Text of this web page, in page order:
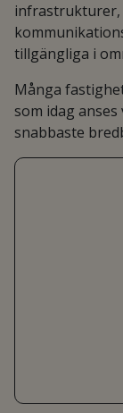
infrastrukturer,
tillgängliga i
Många
som idag
snabbaste